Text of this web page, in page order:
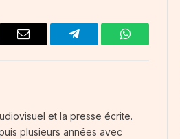
Email Telegram WhatsApp
et la presse écrite.
plusieurs années avec